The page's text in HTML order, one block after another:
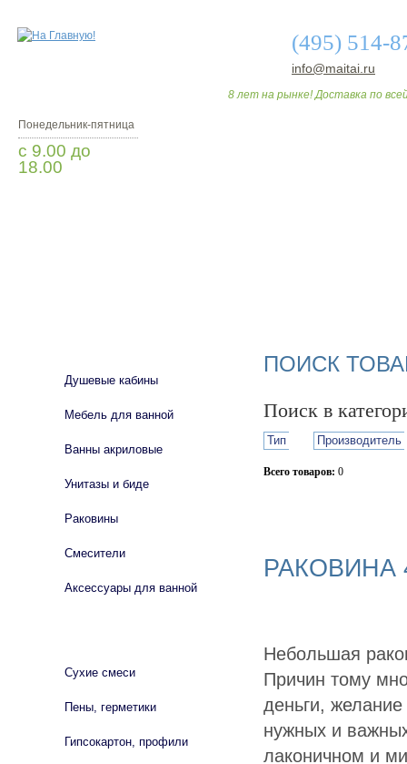
(495) 514-
info@maitai.ru
8 лет на рынке! Доставка по
Понедельник-пятница
с 9.00 до
18.00
ПОИСК
Поиск в
Тип Производитель
Всего товаров: 0
РАКОВИНА
Небольшая
Причин тому
деньги,
нужных и
лаконичном и
Душевые кабины
Мебель для ванной
Ванны акриловые
Унитазы и биде
Раковины
Смесители
Аксессуары для ванной
Сухие смеси
Пены, герметики
Гипсокартон, профили